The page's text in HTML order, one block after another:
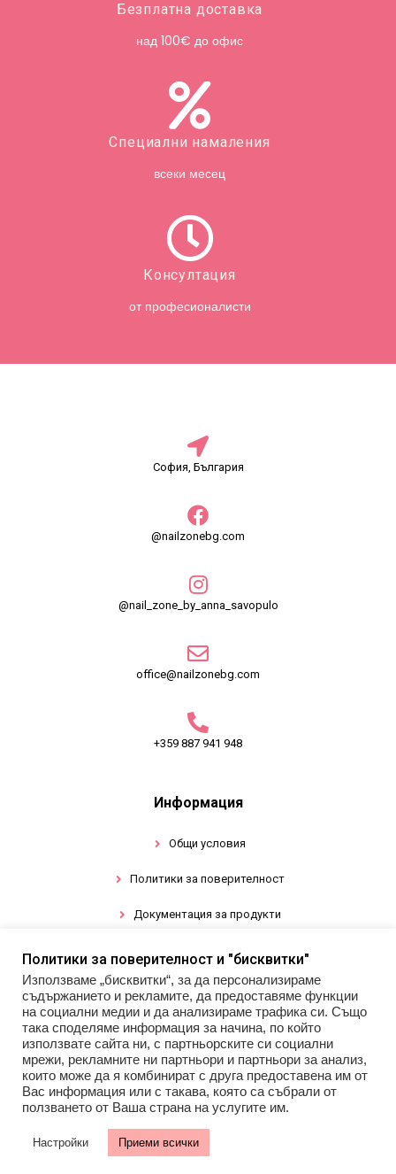
Безплатна доставка
над 100€ до офис
Специални намаления
всеки месец
Консултация
от професионалисти
София, България
@nailzonebg.com
@nail_zone_by_anna_savopulo
office@nailzonebg.com
+359 887 941 948
Информация
Общи условия
Политики за поверителност
Документация за продукти
Промоции
Гел лак
Инструменти
Декорации за нокти
Политики за поверителност и "бисквитки"
Използваме „бисквитки“, за да персонализираме
съдържанието и рекламите, да предоставяме функции
на социални медии и да анализираме трафика си. Също
така споделяме информация за начина, по който
използвате сайта ни, с партньорските си социални
мрежи, рекламните ни партньори и партньори за анализ,
които може да я комбинират с друга предоставена им от
Вас информация или с такава, която са събрали от
ползването от Ваша страна на услугите им.
Настройки Приеми всички